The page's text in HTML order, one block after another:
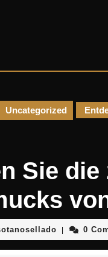
Uncategorized
Sie
0